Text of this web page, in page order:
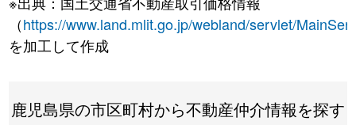
（https://www.land.mlit.go.jp/webland/servlet/
を加工して作成
鹿児島県の市区町村から不動産仲介情報を探す